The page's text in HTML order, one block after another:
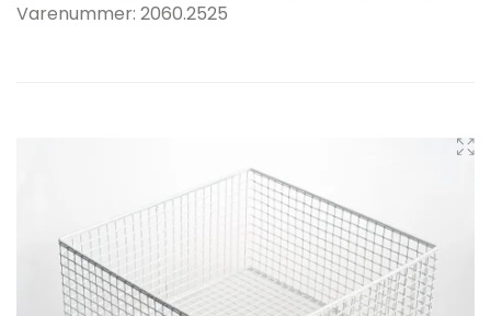
Varenummer: 2060.2525